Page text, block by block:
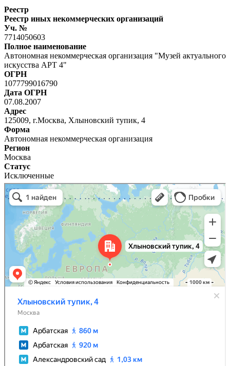
Реестр
Реестр иных некоммерческих организаций
Уч. №
7714050603
Полное наименование
Автономная некоммерческая организация "Музей актуального
искусства АРТ 4"
ОГРН
1077799016790
Дата ОГРН
07.08.2007
Адрес
125009, г.Москва, Хлыновский тупик, 4
Форма
Автономная некоммерческая организация
Регион
Москва
Статус
Исключенные